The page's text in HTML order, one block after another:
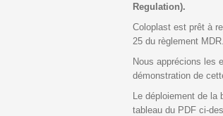
Regulation).
Coloplast est prêt à
25 du règlement MDR.
Nous apprécions les
démonstration de
Le déploiement de la
tableau du PDF ci-